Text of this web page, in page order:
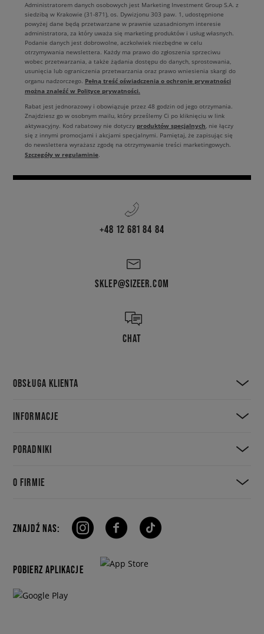
Administratorem danych osobowych jest Marketing Investment Group S.A. z
siedzibą w Krakowie (31-871), os. Dywizjonu 303 paw. 1, udostępnione
powyżej dane będą przetwarzane w prawnie uzasadnionym interesie
administratora, za który uważa się marketing produktów i usług własnych.
Podanie danych jest dobrowolne, aczkolwiek niezbędne w celu
otrzymywania newslettera. Każdy ma prawo do zgłoszenia sprzeciwu
wobec przetwarzania, a także żądania dostępu do danych, sprostowania,
usunięcia lub ograniczenia przetwarzania oraz prawo wniesienia skargi do
organu nadzorczego. Pełną treść oświadczenia o ochronie prywatności
można znaleźć w Polityce prywatności.
Rabat jest jednorazowy i obowiązuje przez 48 godzin od jego otrzymania.
Znajdziesz go w osobnym mailu, który prześlemy Ci po kliknięciu w link
aktywacyjny. Kod rabatowy nie dotyczy produktów specjalnych, nie łączy
się z innymi promocjami i akcjami specjalnymi. Pamiętaj, że zapisując się
do newslettera wyrażasz zgodę na otrzymywanie treści marketingowych.
Szczegóły w regulaminie.
+48 12 681 84 84
SKLEP@SIZEER.COM
CHAT
OBSŁUGA KLIENTA
INFORMACJE
PORADNIKI
O FIRMIE
ZNAJDŹ NAS:
POBIERZ APLIKACJE